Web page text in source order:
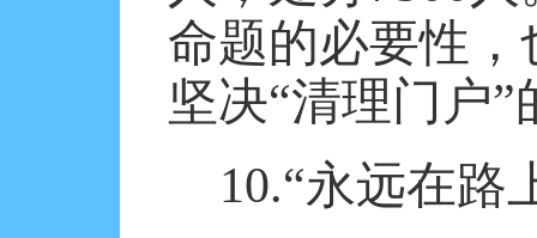
命题的必要性
坚决“清理门户”
10.“永远在路